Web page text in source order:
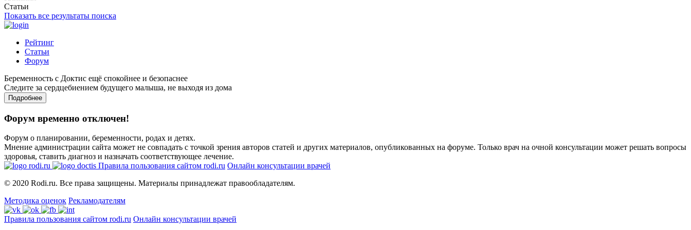
Статьи
Показать все результаты поиска
Рейтинг
Статьи
Форум
Беременность с Доктис ещё спокойнее и безопаснее
Следите за сердцебиением будущего малыша, не выходя из дома
Подробнее
Форум временно отключен!
Форум о планировании, беременности, родах и детях.
Мнение администрации сайта может не совпадать с точкой зрения авторов статей и других материалов, опубликованных на форуме. Только врач на очной консультации может решать вопросы
здоровья, ставить диагноз и назначать соответствующее лечение.
Правила пользования сайтом rodi.ru Онлайн консультации врачей
© 2020 Rodi.ru. Все права защищены. Материалы принадлежат правообладателям.
Методика оценок Рекламодателям
Правила пользования сайтом rodi.ru Онлайн консультации врачей